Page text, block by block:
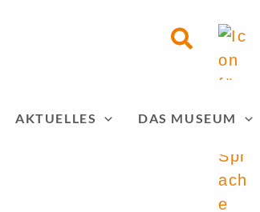
Suchen
AKTUELLES DAS MUSEUM